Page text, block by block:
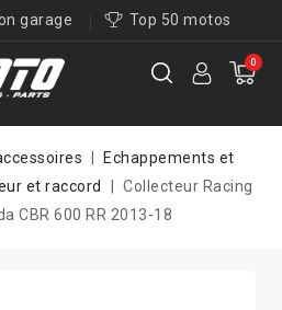
garage Top 50 motos
0
Echappements et
et raccord
Collecteur Racing
CBR 600 RR 2013-18